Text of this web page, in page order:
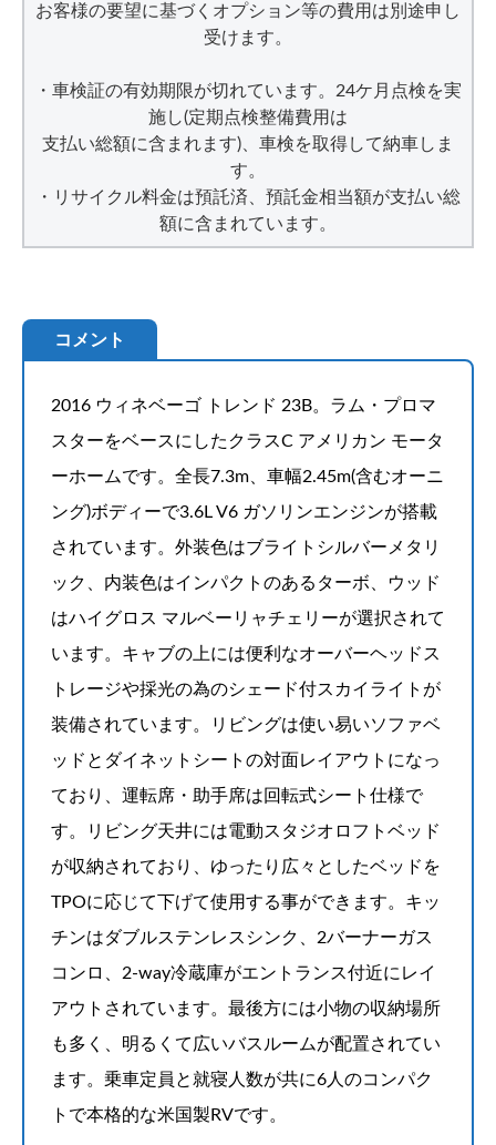
お客様の要望に基づくオプション等の費用は別途申し
受けます。
・車検証の有効期限が切れています。24ケ月点検を実
施し(定期点検整備費用は
支払い総額に含まれます)、車検を取得して納車しま
す。
・リサイクル料金は預託済、預託金相当額が支払い総
額に含まれています。
コメント
2016 ウィネベーゴ トレンド 23B。ラム・プロマ
スターをベースにしたクラスC アメリカン モータ
ーホームです。全長7.3m、車幅2.45m(含むオーニ
ング)ボディーで3.6L V6 ガソリンエンジンが搭載
されています。外装色はブライトシルバーメタリ
ック、内装色はインパクトのあるターボ、ウッド
はハイグロス マルベーリャチェリーが選択されて
います。キャブの上には便利なオーバーヘッドス
トレージや採光の為のシェード付スカイライトが
装備されています。リビングは使い易いソファベ
ッドとダイネットシートの対面レイアウトになっ
ており、運転席・助手席は回転式シート仕様で
す。リビング天井には電動スタジオロフトベッド
が収納されており、ゆったり広々としたベッドを
TPOに応じて下げて使用する事ができます。キッ
チンはダブルステンレスシンク、2バーナーガス
コンロ、2-way冷蔵庫がエントランス付近にレイ
アウトされています。最後方には小物の収納場所
も多く、明るくて広いバスルームが配置されてい
ます。乗車定員と就寝人数が共に6人のコンパク
トで本格的な米国製RVです。